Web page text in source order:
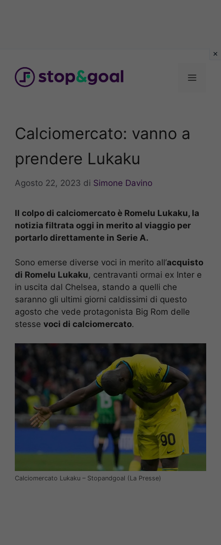
contenuto
Menu
Calciomercato: vanno a
prendere Lukaku
Agosto 22, 2023 di Simone Davino
Il colpo di calciomercato è Romelu Lukaku, la
notizia filtrata oggi in merito al viaggio per
portarlo direttamente in Serie A.
Sono emerse diverse voci in merito all’acquisto
di Romelu Lukaku, centravanti ormai ex Inter e
in uscita dal Chelsea, stando a quelli che
saranno gli ultimi giorni caldissimi di questo
agosto che vede protagonista Big Rom delle
stesse voci di calciomercato.
Calciomercato Lukaku – Stopandgoal (La Presse)